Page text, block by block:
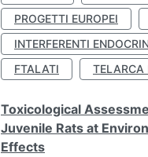
PROGETTI EUROPEI
INTERFERENTI
FTALATI
TELARCA
Toxicological
Juvenile Rats at
Effects